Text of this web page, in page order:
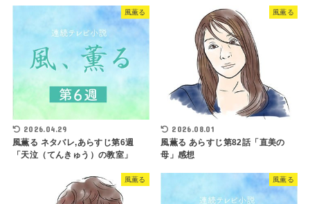
風薫る
2026.04.29
風薫る ネタバレ,あらすじ第6週
「天泣（てんきゅう）の教室」
風薫る
2026.08.01
風薫る あらすじ第82話「直美の
母」感想
風薫る 風薫る